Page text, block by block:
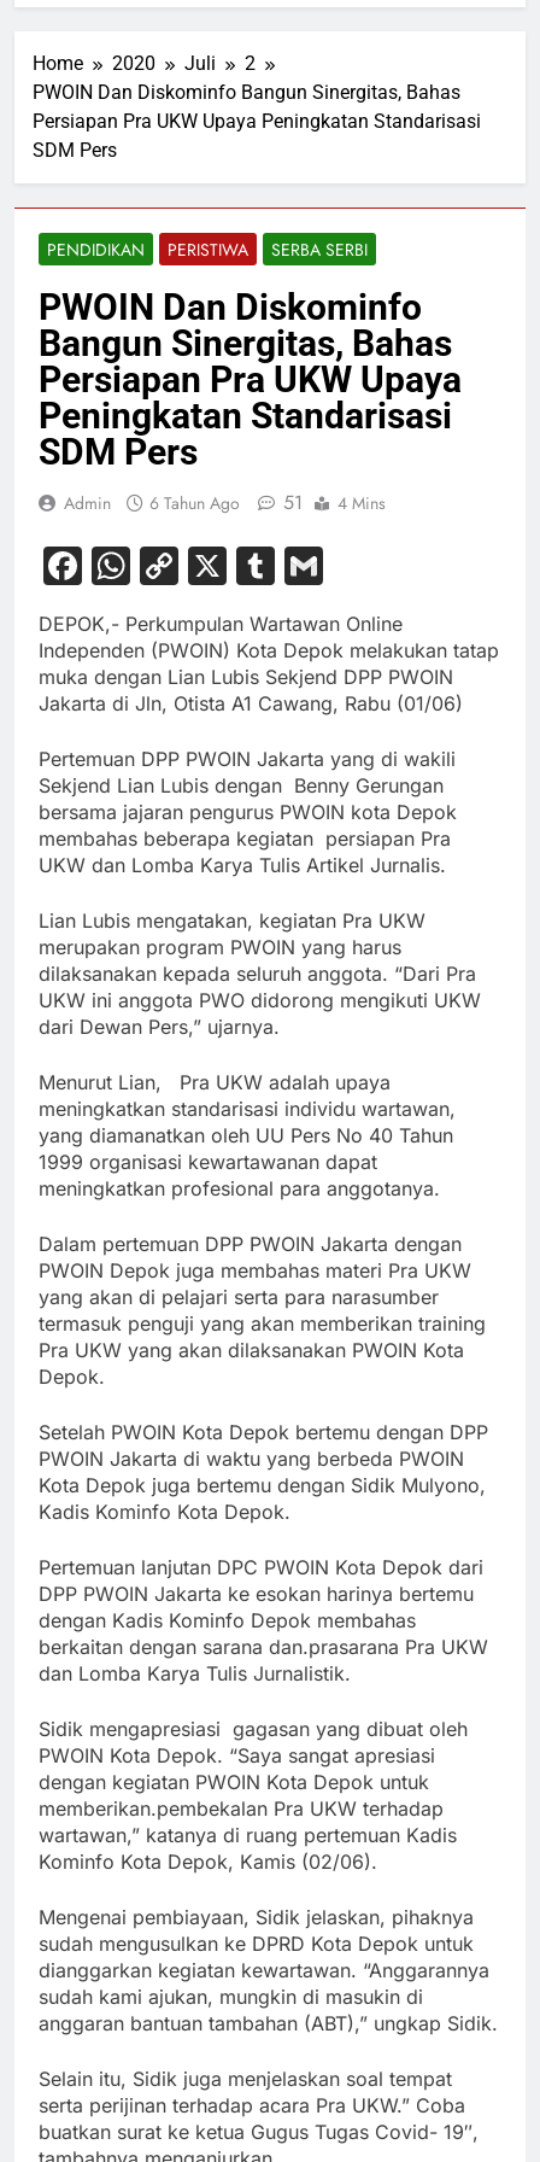
Home 2020 Juli
2
PWOIN Dan Diskominfo Bangun Sinergitas, Bahas
Persiapan Pra UKW Upaya Peningkatan Standarisasi
SDM Pers
PENDIDIKAN PERISTIWA SERBA SERBI
PWOIN Dan Diskominfo
Bangun Sinergitas, Bahas
Persiapan Pra UKW Upaya
Peningkatan Standarisasi
SDM Pers
Admin 6 Tahun Ago 51 4 Mins
Facebook
WhatsApp
Copy
Link
X Tumblr
DEPOK,- Perkumpulan Wartawan Online
Independen (PWOIN) Kota Depok melakukan tatap
muka dengan Lian Lubis Sekjend DPP PWOIN
Jakarta di Jln, Otista A1 Cawang, Rabu (01/06)
Pertemuan DPP PWOIN Jakarta yang di wakili
Sekjend Lian Lubis dengan Benny Gerungan
bersama jajaran pengurus PWOIN kota Depok
membahas beberapa kegiatan persiapan Pra
UKW dan Lomba Karya Tulis Artikel Jurnalis.
Lian Lubis mengatakan, kegiatan Pra UKW
merupakan program PWOIN yang harus
dilaksanakan kepada seluruh anggota. “Dari Pra
UKW ini anggota PWO didorong mengikuti UKW
dari Dewan Pers,” ujarnya.
Menurut Lian, Pra UKW adalah upaya
meningkatkan standarisasi individu wartawan,
yang diamanatkan oleh UU Pers No 40 Tahun
1999 organisasi kewartawanan dapat
meningkatkan profesional para anggotanya.
Dalam pertemuan DPP PWOIN Jakarta dengan
PWOIN Depok juga membahas materi Pra UKW
yang akan di pelajari serta para narasumber
termasuk penguji yang akan memberikan training
Pra UKW yang akan dilaksanakan PWOIN Kota
Depok.
Setelah PWOIN Kota Depok bertemu dengan DPP
PWOIN Jakarta di waktu yang berbeda PWOIN
Kota Depok juga bertemu dengan Sidik Mulyono,
Kadis Kominfo Kota Depok.
Pertemuan lanjutan DPC PWOIN Kota Depok dari
DPP PWOIN Jakarta ke esokan harinya bertemu
dengan Kadis Kominfo Depok membahas
berkaitan dengan sarana dan.prasarana Pra UKW
dan Lomba Karya Tulis Jurnalistik.
Sidik mengapresiasi gagasan yang dibuat oleh
PWOIN Kota Depok. “Saya sangat apresiasi
dengan kegiatan PWOIN Kota Depok untuk
memberikan.pembekalan Pra UKW terhadap
wartawan,” katanya di ruang pertemuan Kadis
Kominfo Kota Depok, Kamis (02/06).
Mengenai pembiayaan, Sidik jelaskan, pihaknya
sudah mengusulkan ke DPRD Kota Depok untuk
dianggarkan kegiatan kewartawan. “Anggarannya
sudah kami ajukan, mungkin di masukin di
anggaran bantuan tambahan (ABT),” ungkap Sidik.
Selain itu, Sidik juga menjelaskan soal tempat
serta perijinan terhadap acara Pra UKW.” Coba
buatkan surat ke ketua Gugus Tugas Covid- 19″,